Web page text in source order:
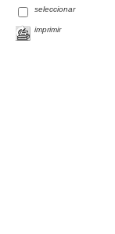
seleccionar
imprimir